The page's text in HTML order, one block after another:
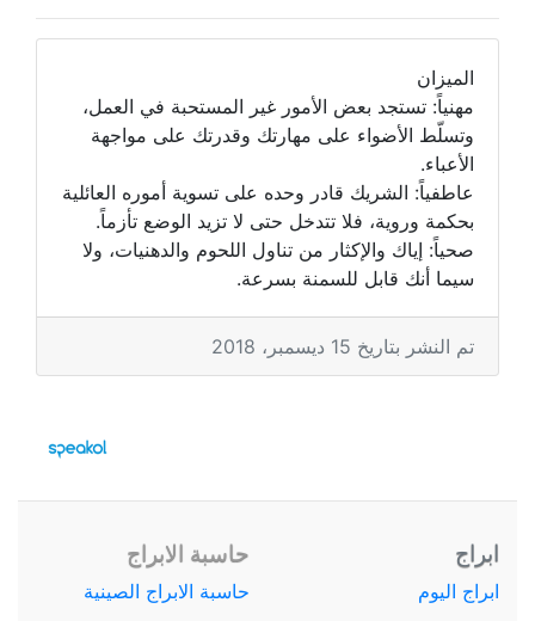
الميزان
مهنياً: تستجد بعض الأمور غير المستحبة في العمل،
وتسلّط الأضواء على مهارتك وقدرتك على مواجهة
الأعباء.
عاطفياً: الشريك قادر وحده على تسوية أموره العائلية
بحكمة وروية، فلا تتدخل حتى لا تزيد الوضع تأزماً.
صحياً: إياك والإكثار من تناول اللحوم والدهنيات، ولا
سيما أنك قابل للسمنة بسرعة.
تم النشر بتاريخ 15 ديسمبر، 2018
ابراج
ابراج اليوم
حاسبة الابراج
حاسبة الابراج الصينية